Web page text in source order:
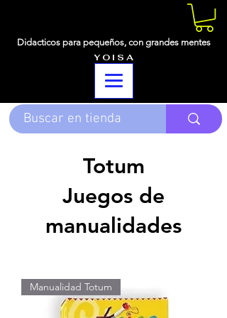
Didacticos para pequeños, con grandes mentes
Y O I S A
Totum
Juegos de
manualidades
Manualidad Totum